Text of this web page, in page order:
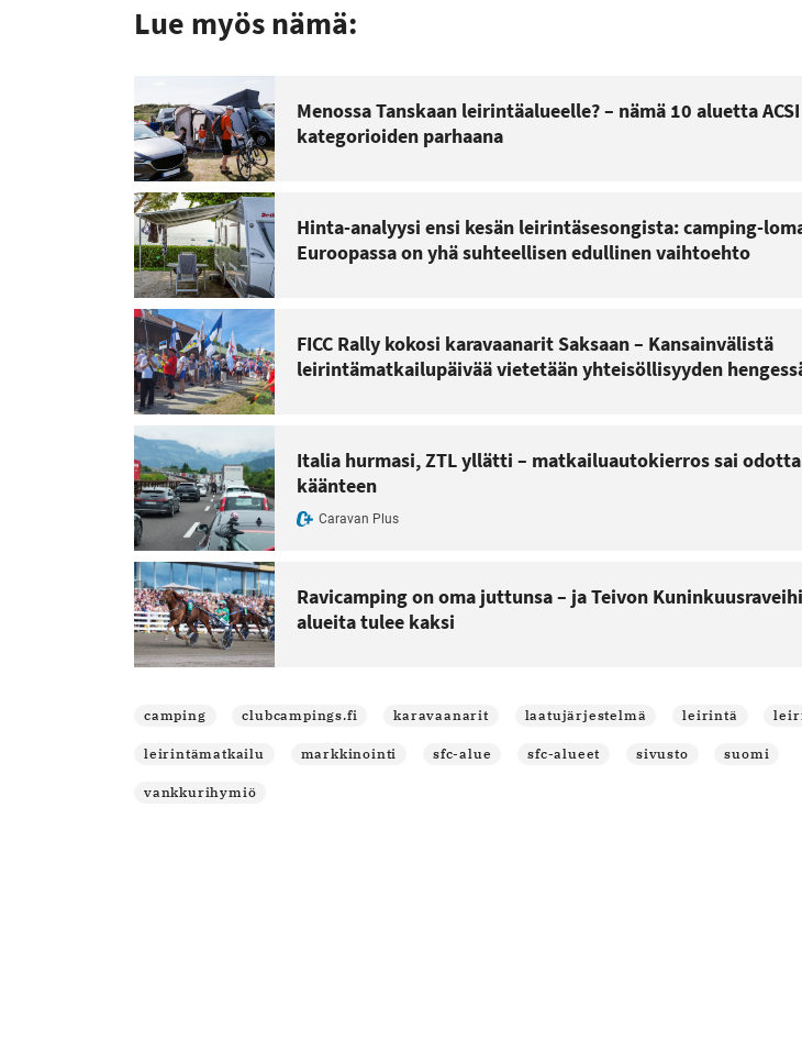
Lue myös nämä:
Menossa Tanskaan leirintäalueelle? – nämä 10 aluetta
kategorioiden parhaana
Hinta-analyysi ensi kesän leirintäsesongista: camping-
Euroopassa on yhä suhteellisen edullinen vaihtoehto
FICC Rally kokosi karavaanarit Saksaan – Kansainvälistä
leirintämatkailupäivää vietetään yhteisöllisyyden
Italia hurmasi, ZTL yllätti – matkailuautokierros sai
käänteen
Caravan Plus
Ravicamping on oma juttunsa – ja Teivon
alueita tulee kaksi
camping clubcampings.fi karavaanarit laatujärjestelmä leirintä
leirintämatkailu markkinointi sfc-alue sfc-alueet sivusto suomi
vankkurihymiö